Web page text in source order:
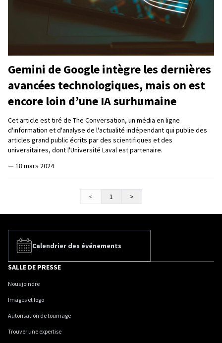
Gemini de Google intègre les dernières
avancées technologiques, mais on est
encore loin d’une IA surhumaine
Cet article est tiré de The Conversation, un média en ligne
d'information et d'analyse de l'actualité indépendant qui publie des
articles grand public écrits par des scientifiques et des
universitaires, dont l'Université Laval est partenaire.
— 18 mars 2024
< 1 >
Calendrier des événements
SALLE DE PRESSE
Nous joindre
Images et logo
Autorisation de tournage
Trouver une expertise